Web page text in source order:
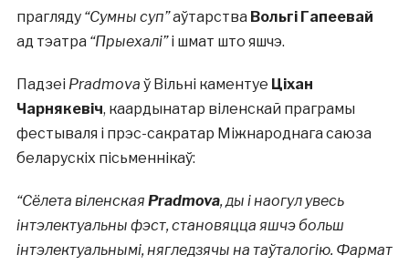
прагляду “Сумны суп”аўтарства Вольгі Гапеевай
ад тэатра “Прыехалі”і шмат што яшчэ.
Падзеі Pradmova ў Вільні каментуе Ціхан
Чарнякевіч, каардынатар віленскай праграмы
фестываля і прэс-сакратар Міжнароднага саюза
беларускіх пісьменнікаў:
“Сёлета віленская Pradmova, ды і наогул увесь
інтэлектуальны фэст, становяцца яшчэ больш
інтэлектуальнымі, нягледзячы на таўталогію. Фармат